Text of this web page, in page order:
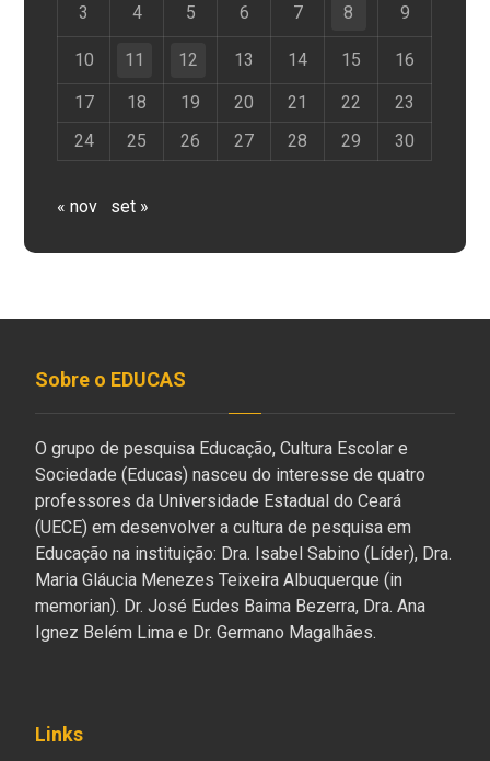
3 4 5 6 7 8 9
10 11 12 13 14 15 16
17 18 19 20 21 22
23
24
25 26 27 28 29 30
« nov set »
Sobre o EDUCAS
O grupo de pesquisa Educação, Cultura Escolar e
Sociedade (Educas) nasceu do interesse de quatro
professores da Universidade Estadual do Ceará
(UECE) em desenvolver a cultura de pesquisa em
Educação na instituição: Dra. Isabel Sabino (Líder), Dra.
Maria Gláucia Menezes Teixeira Albuquerque (in
memorian). Dr. José Eudes Baima Bezerra, Dra. Ana
Ignez Belém Lima e Dr. Germano Magalhães.
Links